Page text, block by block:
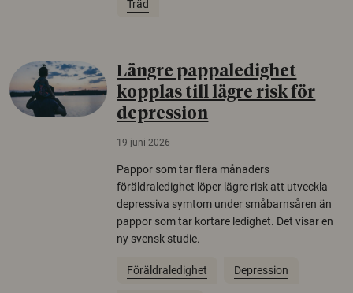
Träd
Längre pappaledighet
kopplas till lägre risk för
depression
19 juni 2026
Pappor som tar flera månaders
föräldraledighet löper lägre risk att utveckla
depressiva symtom under småbarnsåren än
pappor som tar kortare ledighet. Det visar en
ny svensk studie.
Föräldraledighet Depression